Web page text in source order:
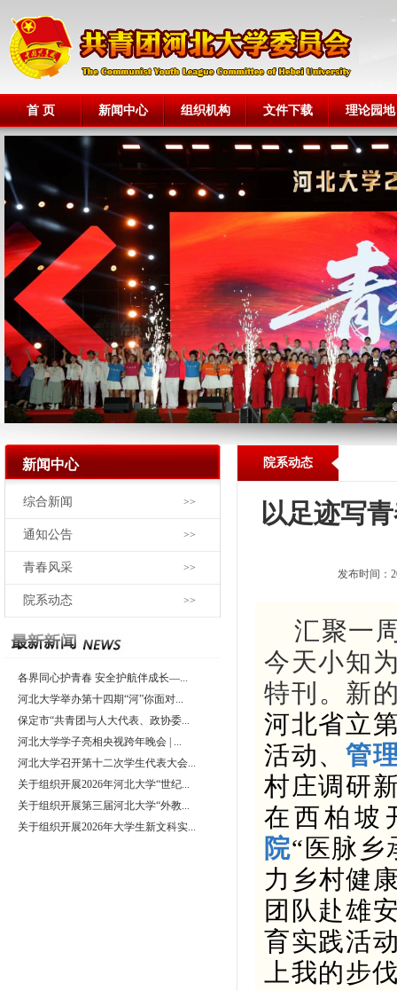
首 页 新闻中心 组织机构 文件下载 理论园地
新闻中心
综合新闻 >>
通知公告 >>
青春风采 >>
院系动态 >>
各界同心护青春 安全护航伴成长—...
河北大学举办第十四期“河”你面对...
保定市“共青团与人大代表、政协委...
河北大学学子亮相央视跨年晚会 | ...
河北大学召开第十二次学生代表大会...
关于组织开展2026年河北大学“世纪...
关于组织开展第三届河北大学“外教...
关于组织开展2026年大学生新文科实...
院系动态
以足迹写
发布时间：
汇聚一
今天小知
特刊。新
河北省立
活动、管
村庄调研
在西柏坡
院“医脉乡
力乡村健
团队赴雄
育实践活
上我的步